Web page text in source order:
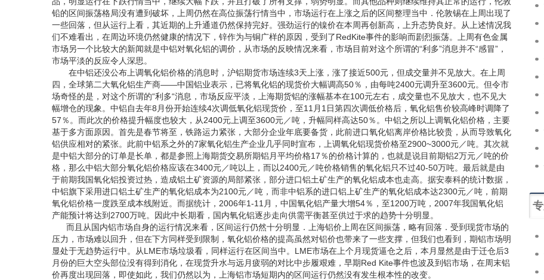
铅的区间振荡格局没有遭到破坏，上周仍然在高位振荡行情当中，市场运行在上涨之后的区间整理当中．伦敦锡在上周出现了
一些回落，但从运行上看，其近期的上升通道仍然保持完好。强劲运行的镍价在本周再创新高，上升态势良好。从上述情况我
们不难看出，在周边环境仍然健康的情况下，锌作为与铜广样的原因，受到了RedKite事件的影响而剧烈振荡。上周有色金属
市场另一个比较大的新闻就是中铝对氧化铝的调价，从市场的反映情况来看，市场目前对这个所谓的“利多”消息并不“感冒”，
市场平淡的反应令人深思。
在中铝还没公布上调氧化铝价格的消息时，沪铝期货市场连续3天上涨，涨了接近500元，但成交量并不见放大。在上周
四，全球第二大氧化铝生产商——中国铝业表示，已将氧化铝的现货价大幅调高50％，由每吨2400元调升至3600元。但令市
场奇怪的是，对这个所谓的“利多“消息，市场反应平淡，上海期货铝的涨幅基本在100元左右，成交量也不见放大，也不见大
幅增仓的现象。中铝自去年8月份开始连续4次调低氧化铝现货价，至11月1日第四次调低价格后，氧化铝售价较高峰时调降了
57％。而此次的价格提升幅度也较大，从2400元上调至3600元／吨，升幅同样高达50％。中铝之所以上调氧化铝价格，主要
基于多方面原因。首先是春节将至，铁路运力紧张，大部分企业年底要备货，此前进口氧化铝离岸价格比较贵，从而导致氧化
铝供应相对的紧张。此前中铝系之外的7家氧化铝生产企业几乎同时宣布，上调氧化铝现货价格至2900~3000元／吨。其次就
是中铝大部分的订单是长单，都是参照上海期货交易所期铝月平均价格17％的价格计算的，也就是说目前期铝2万元／吨的价
格，那么中铝大部分氧化铝价格应该在3400元／吨以上，而以2400元／吨价格销售的氧化铝只不过40-50万吨。最后就是由
于前期我国氧化铝投资过热，造成铝土矿资源的局部紧张，部分进口铝土矿生产的氧化铝成本也走高。据安泰科的统计数据，
中铝旗下采用进口铝土矿生产的氧化铝成本为2100元／吨，而非中铝系的进口铝上矿生产的氧化铝成本达2300元／吨，前期
氧化铝价格一度跌至成本线附近。而据统计，2006年1-11月，中国氧化铝产量大增54％，至1200万吨，2007年我国氧化铝
产能预计将达到2700万吨。因此中长期看，国内氧化铝逐步走向供需平衡甚至供过于求的趋势十分明显。
而且从国内铝市场自身的运行情况来看，区间运行仍然十分明显．上海铝价上周在区间振荡，略有回落．受到现货市场的
压力，市场难以回升，但在下方同样受到限制，氧化铝价格的提高虽然对铝价也带来了一些支撑，但我们也看到，期铝市场明
显处于无趋势运行中。从LME市场垃圾看，同样运行在区间当中。LME市场在上个月现货逼仓之后，本月显然是由于迁仓后3
月份的巨大空头部位没有得到消化，在现货升水与远月疲弱的对比中步履艰难，早期Red Kite事件也波及到铝市场，在周末铝
价再度出现回落，即使如此，我们仍然以为，上海铝市场短期内的区间运行仍然没有发生根本性的改变。